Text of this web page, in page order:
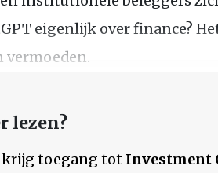
eigenlijk over finance?
vermoeden.
lezen?
krijg toegang tot Investment